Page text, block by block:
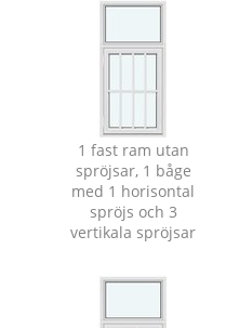
1 fast ram utan
spröjsar, 1 båge
med 1 horisontal
spröjs och 3
vertikala spröjsar